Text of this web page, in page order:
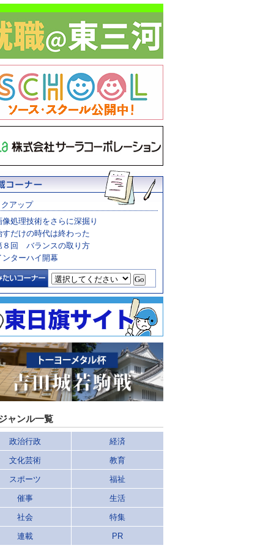
アップ
像処理技術をさらに深掘り
すだけの時代は終わった
８回 バランスの取り方
ンターハイ開幕
ャンル一覧
政治行政 経済
文化芸術 教育
スポーツ 福祉
催事 生活
社会 特集
連載 PR